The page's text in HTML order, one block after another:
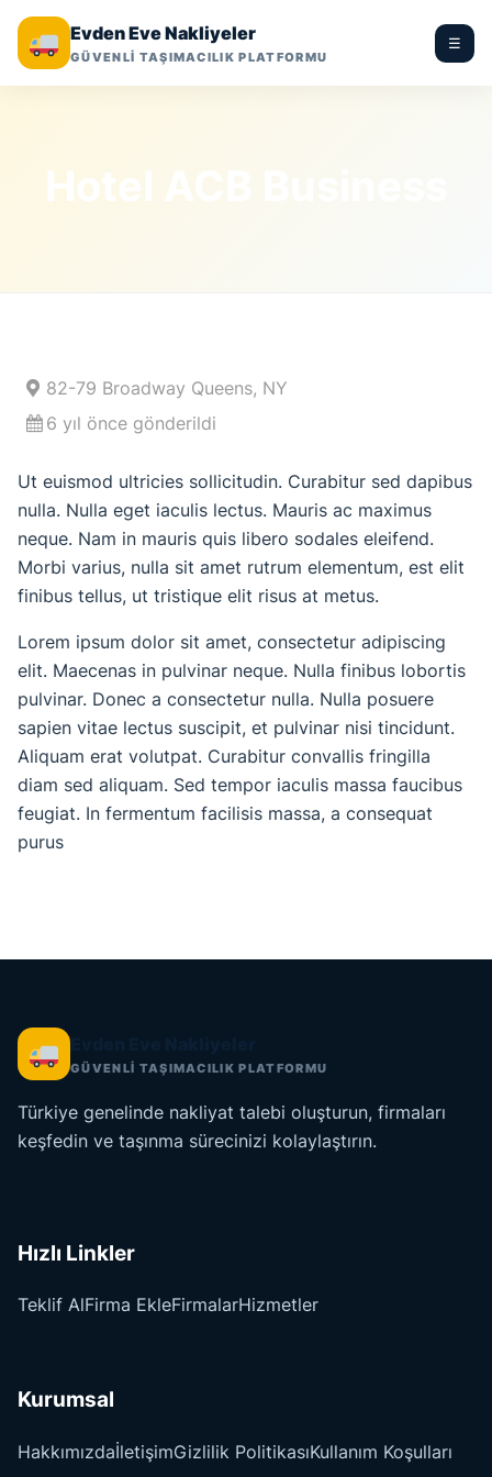
Evden Eve Nakliyeler
GÜVENLİ TAŞIMACILIK PLATFORMU
☰
Hotel ACB Business
82-79 Broadway Queens, NY
6 yıl önce gönderildi
Ut euismod ultricies sollicitudin. Curabitur sed dapibus
nulla. Nulla eget iaculis lectus. Mauris ac maximus
neque. Nam in mauris quis libero sodales eleifend.
Morbi varius, nulla sit amet rutrum elementum, est elit
finibus tellus, ut tristique elit risus at metus.
Lorem ipsum dolor sit amet, consectetur adipiscing
elit. Maecenas in pulvinar neque. Nulla finibus lobortis
pulvinar. Donec a consectetur nulla. Nulla posuere
sapien vitae lectus suscipit, et pulvinar nisi tincidunt.
Aliquam erat volutpat. Curabitur convallis fringilla
diam sed aliquam. Sed tempor iaculis massa faucibus
feugiat. In fermentum facilisis massa, a consequat
purus
GÜVENLİ TAŞIMACILIK PLATFORMU
Türkiye genelinde nakliyat talebi oluşturun, firmaları
keşfedin ve taşınma sürecinizi kolaylaştırın.
Hızlı Linkler
Teklif AlFirma EkleFirmalarHizmetler
Kurumsal
HakkımızdaİletişimGizlilik PolitikasıKullanım Koşulları